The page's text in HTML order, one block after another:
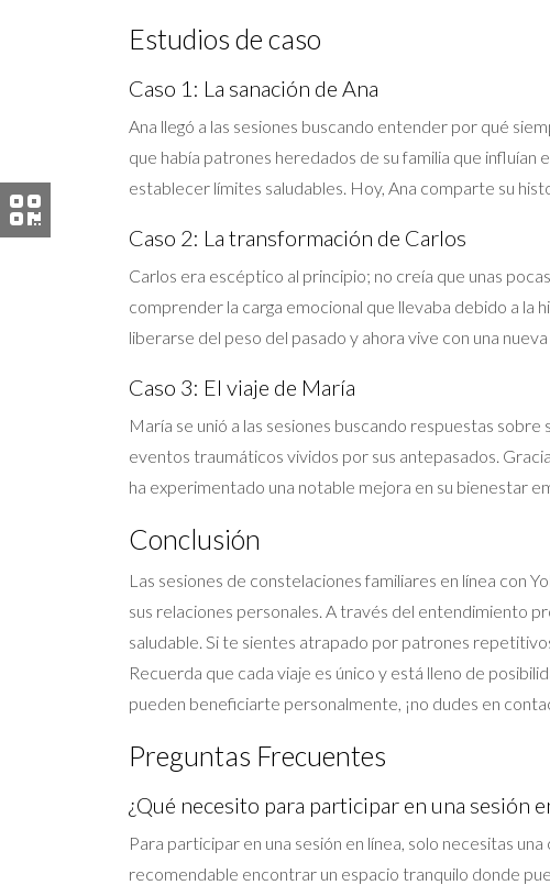
Estudios de caso
Caso 1: La sanación de Ana
Ana llegó a las sesiones buscando entender por qué
que había patrones heredados de su familia que
establecer límites saludables. Hoy, Ana comparte su
Caso 2: La transformación de Carlos
Carlos era escéptico al principio; no creía que unas
comprender la carga emocional que llevaba debido a la
liberarse del peso del pasado y ahora vive con una
Caso 3: El viaje de María
María se unió a las sesiones buscando respuestas
eventos traumáticos vividos por sus antepasados.
ha experimentado una notable mejora en su bienestar
Conclusión
Las sesiones de constelaciones familiares en línea con
sus relaciones personales. A través del entendimiento
saludable. Si te sientes atrapado por patrones
Recuerda que cada viaje es único y está lleno de
pueden beneficiarte personalmente, ¡no dudes en
Preguntas Frecuentes
¿Qué necesito para participar en una sesión
Para participar en una sesión en línea, solo necesitas
recomendable encontrar un espacio tranquilo donde